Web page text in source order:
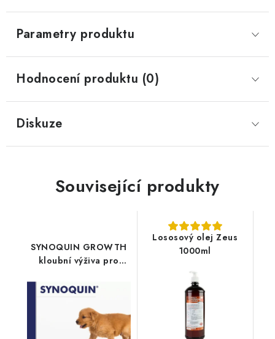
Parametry produktu
Hodnocení produktu (0)
Diskuze
Související produkty
SYNOQUIN GROWTH
kloubní výživa pro
Lososový olej Zeus
1000ml